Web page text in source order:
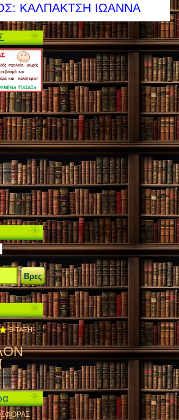
ΚΑΛΠΑΚΤΣΗ ΙΩΑΝΝΑ
Β ΤΑΞΗ